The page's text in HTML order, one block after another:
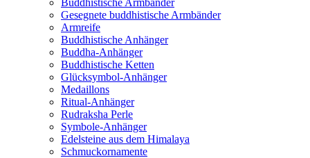
Buddhistische Armbänder
Gesegnete buddhistische Armbänder
Armreife
Buddhistische Anhänger
Buddha-Anhänger
Buddhistische Ketten
Glücksymbol-Anhänger
Medaillons
Ritual-Anhänger
Rudraksha Perle
Symbole-Anhänger
Edelsteine aus dem Himalaya
Schmuckornamente